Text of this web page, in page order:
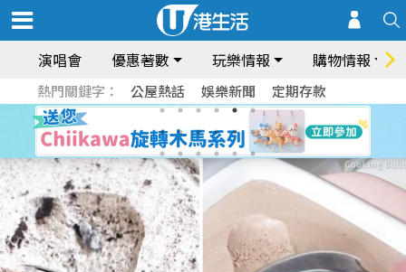
演唱會 優惠著數 玩樂情報 購物情報
熱門關鍵字： 公屋熱話 娛樂新聞 定期存款